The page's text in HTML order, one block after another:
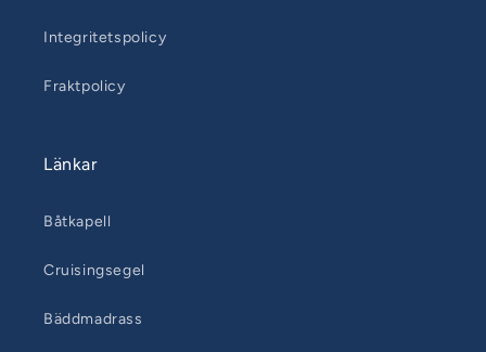
Integritetspolicy
Fraktpolicy
Länkar
Båtkapell
Cruisingsegel
Bäddmadrass